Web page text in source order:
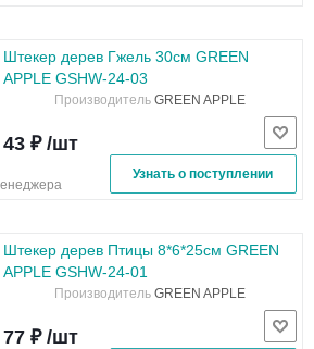
Штекер дерев Гжель 30см GREEN
APPLE GSHW-24-03
Производитель GREEN APPLE
43 ₽ /шт
Узнать о поступлении
Штекер дерев Птицы 8*6*25см GREEN
APPLE GSHW-24-01
Производитель GREEN APPLE
77 ₽ /шт